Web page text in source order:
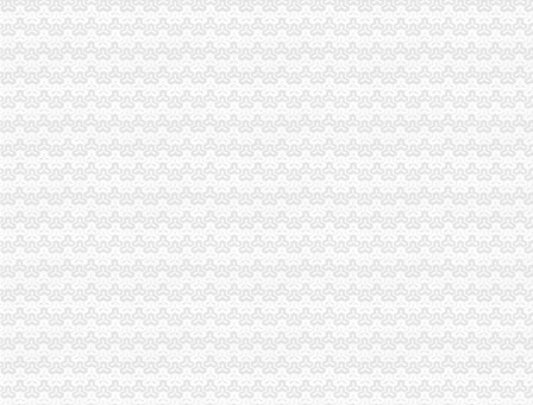
一般纳税人资格认定材料_一般纳税人的认定所需材料_有朋至远方来_
一般纳税人资格知识和一般纳税人资格案例,文章-世界经理人网站
一般纳税人资格登记-中国唐山
增值税一般纳税人资格登记
增值税一般纳税人资格登记
申请成为一般纳税人的条件、资格及申请流程_百度经验
增值税一般纳税人资格认定管理办
一般纳税人资格认定_搜索_互动百科
山东国税门户网站一般纳税人资格查询
一般纳税人资格转正条件_志趣网
一般纳税人资格证明是什么？-律知识大全|律师365(.com)
一般纳税人资格查询
四川省一般纳税人资格查询
一般纳税人资格律百科_中顾律网
一般纳税人资格认定的基本规则_东奥会计在线
一般纳税人资格查询